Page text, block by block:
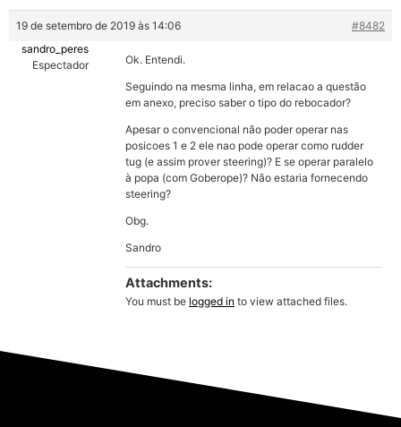
19 de setembro de 2019 às 14:06
#8482
sandro_peres
Espectador
Ok. Entendi.
Seguindo na mesma linha, em relacao a questão
em anexo, preciso saber o tipo do rebocador?
Apesar o convencional não poder operar nas
posicoes 1 e 2 ele nao pode operar como rudder
tug (e assim prover steering)? E se operar paralelo
à popa (com Goberope)? Não estaria fornecendo
steering?
Obg.
Sandro
Attachments:
You must be logged in to view attached files.